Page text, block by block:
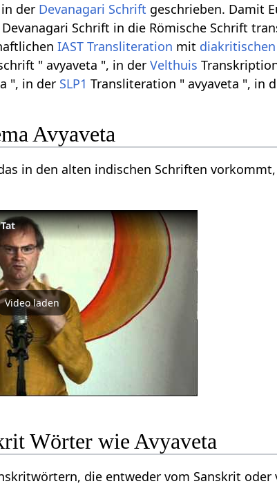
der Devanagari Schrift geschrieben. Damit
Schrift in die Römische Schrift
IAST Transliteration mit
" avyaveta ", in derVelthuis
", in der SLP1 Transliteration " avyaveta ", in
Avyaveta
in den alten indischen Schriften
Video laden
Wörter wie Avyaveta
die entweder vom Sanskrit